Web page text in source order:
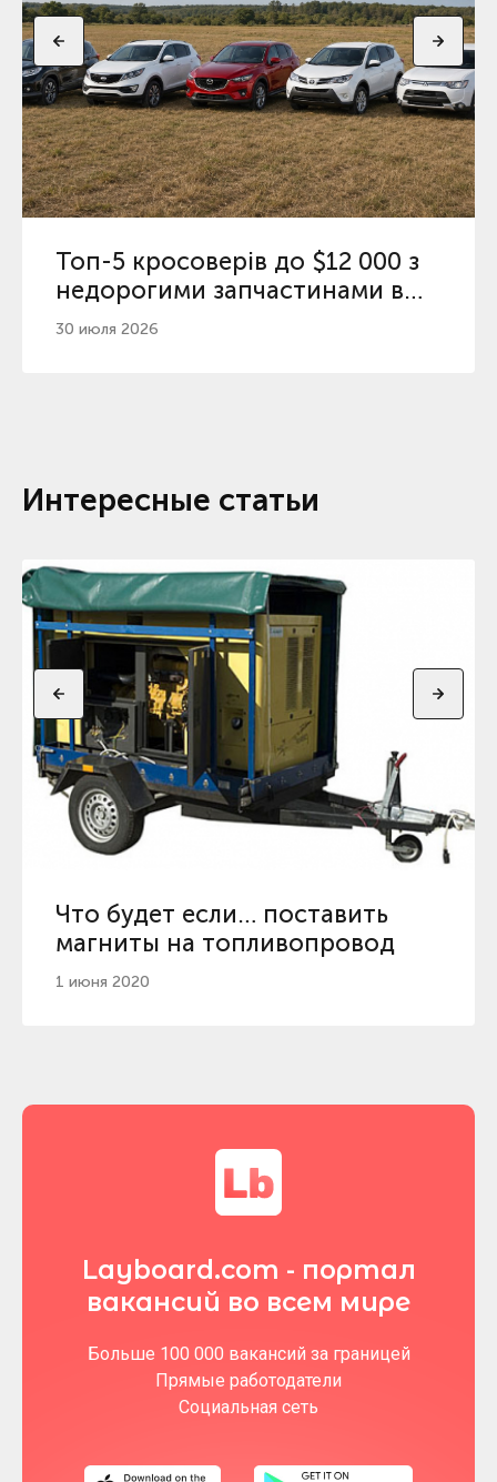
Топ-5 кросоверів до $12 000 з
недорогими запчастинами в
Україні
30 июля 2026
Интересные статьи
Что будет если… поставить
магниты на топливопровод
1 июня 2020
Layboard.com - портал
вакансий во всем мире
Больше 100 000 вакансий за границей
Прямые работодатели
Социальная сеть